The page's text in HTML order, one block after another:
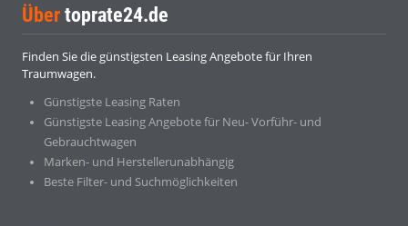
Über toprate24.de
Finden Sie die günstigsten Leasing Angebote für Ihren
Traumwagen.
Günstigste Leasing Raten
Günstigste Leasing Angebote für Neu- Vorführ- und
Gebrauchtwagen
Marken- und Herstellerunabhängig
Beste Filter- und Suchmöglichkeiten